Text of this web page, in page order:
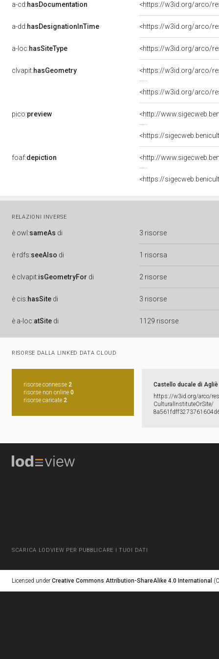
a-cd:hasDocumentation
a-dd:hasDesignationInTime <https://w3id.org/arco/
a-loc:hasSiteType <https://w3id.org/arco/
clvapit:hasGeometry <https://w3id.org/arco/
<https://w3id.org/arco/
pico:preview
<https://
foaf:depiction
<https://
RELAZIONI INVERSE
è owl:sameAs di 3 risorse
è rdfs:seeAlso di 1 risorsa
è clvapit:isGeometryFor di 2 risorse
è cis:hasSite di 3 risorse
è a-loc:atSite di 1129 risorse
RISORSE DALLA LINKED DATA CLOUD
risorse connesse 2
risorse non online 0
risorse caricate 2
Castello ducale di Agliè
https:​/​/​w3id.​org/​arco/​
CulturalInstituteOrSite/​
SCARICA LODVIEW PER PUBBLICARE I TUOI DATI
Licensed under Creative Commons Attribution-ShareAlike 4.0 International